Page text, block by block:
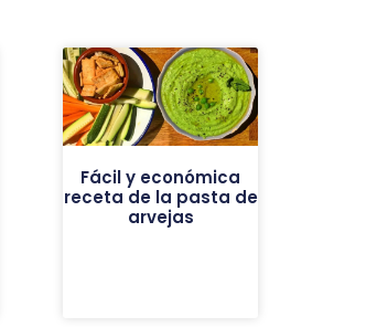
Fácil y económica
receta de la pasta de
arvejas